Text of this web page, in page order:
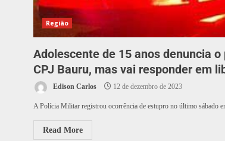
Região
Adolescente de 15 anos denuncia
CPJ Bauru, mas vai responder em
Edison Carlos 12 de dezembro de 2023
A Polícia Militar registrou ocorrência de estupro no último sábado
Read More